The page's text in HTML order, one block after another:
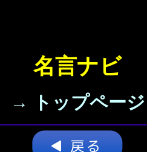
名言ナビ
→ トップページ